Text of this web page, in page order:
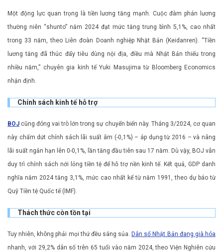
Một động lực quan trọng là tiền lương tăng mạnh. Cuộc đàm phán lương
thường niên “shunto” năm 2024 đạt mức tăng trung bình 5,1%, cao nhất
trong 33 năm, theo Liên đoàn Doanh nghiệp Nhật Bản (Keidanren). “Tiền
lương tăng đã thúc đẩy tiêu dùng nội địa, điều mà Nhật Bản thiếu trong
nhiều năm,” chuyên gia kinh tế Yuki Masujima từ Bloomberg Economics
nhận định.
Chính sách kinh tế hỗ trợ
BOJ cũng đóng vai trò lớn trong sự chuyển biến này. Tháng 3/2024, cơ quan
này chấm dứt chính sách lãi suất âm (-0,1%) – áp dụng từ 2016 – và nâng
lãi suất ngắn hạn lên 0-0,1%, lần tăng đầu tiên sau 17 năm. Dù vậy, BOJ vẫn
duy trì chính sách nới lỏng tiền tệ để hỗ trợ nền kinh tế. Kết quả, GDP danh
nghĩa năm 2024 tăng 3,1%, mức cao nhất kể từ năm 1991, theo dự báo từ
Quỹ Tiền tệ Quốc tế (IMF).
Thách thức còn tồn tại
Tuy nhiên, không phải mọi thứ đều sáng sủa. Dân số Nhật Bản đang già hóa
nhanh, với 29,2% dân số trên 65 tuổi vào năm 2024, theo Viện Nghiên cứu